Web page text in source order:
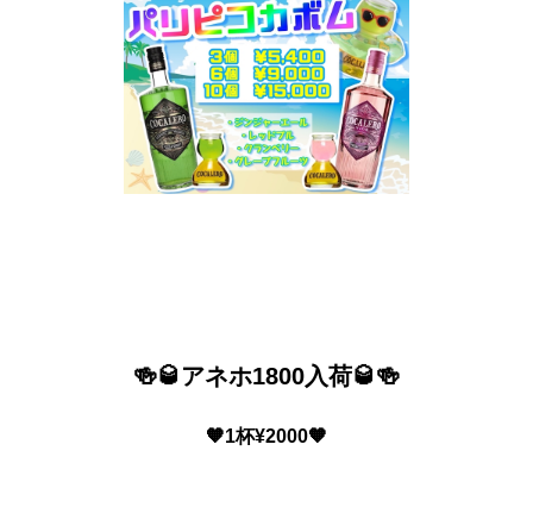
🍻🥃アネホ1800入荷🥃🍻
🧡1杯¥2000🧡